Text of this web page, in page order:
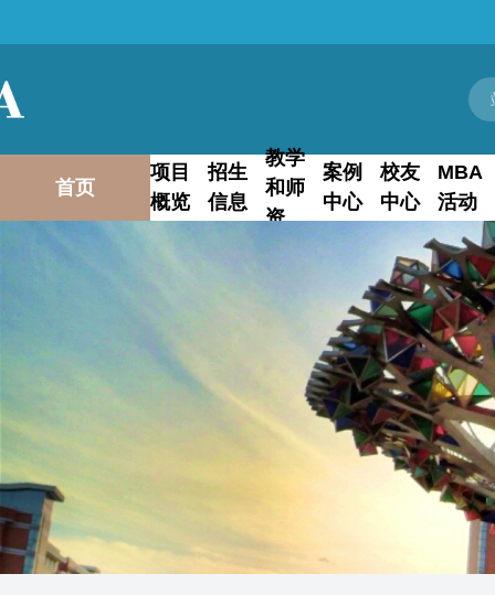
首页
项目
概览
招生
信息
教学
和师
资
案例
中心
校友
中心
MBA
活动